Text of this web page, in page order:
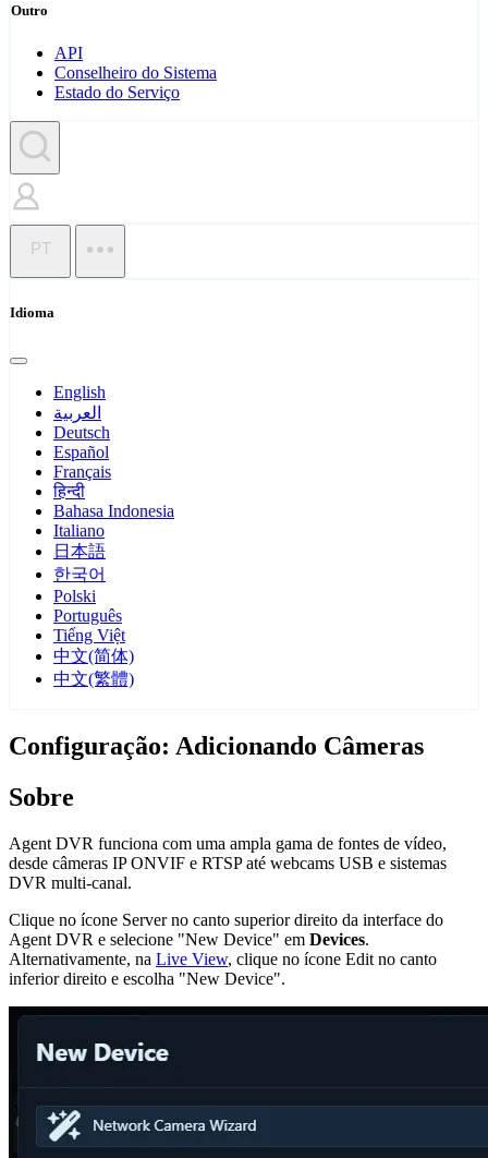
Outro
API
Conselheiro do Sistema
Estado do Serviço
PT
Idioma
English
العربية
Deutsch
Español
Français
हिन्दी
Bahasa Indonesia
Italiano
日本語
한국어
Polski
Português
Tiếng Việt
中文(简体)
中文(繁體)
Configuração: Adicionando Câmeras
Sobre
Agent DVR funciona com uma ampla gama de fontes de vídeo,
desde câmeras IP ONVIF e RTSP até webcams USB e sistemas
DVR multi-canal.
Clique no ícone Serverno canto superior direito da interface do
Agent DVR e selecione "New Device" em Devices.
Alternativamente, na Live View, clique no ícone Edit no canto
inferior direito e escolha "New Device".